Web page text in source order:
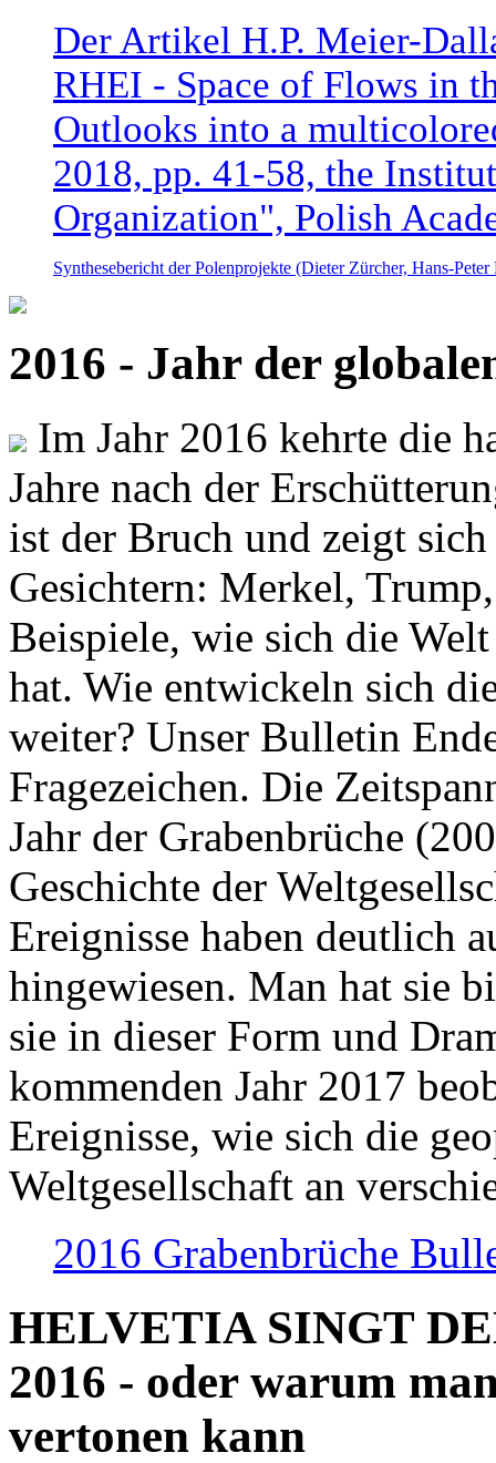
Der Artikel H.P. Meier-
RHEI - Space of Flows in
Outlooks into a
2018, pp. 41-58, the
Organization", Polish
Synthesebericht der Polenprojekte (Dieter Zürcher, Hans-
2016 - Jahr der
Im Jahr 2016 kehrte die
Jahre nach der
ist der Bruch und zeigt
Gesichtern: Merkel,
Beispiele, wie sich die
hat. Wie entwickeln sich
weiter? Unser Bulletin
Fragezeichen. Die
Jahr der Grabenbrüche
Geschichte der
Ereignisse haben deutlich
hingewiesen. Man hat sie
sie in dieser Form und
kommenden Jahr 2017
Ereignisse, wie sich die
Weltgesellschaft an
2016 Grabenbrüche
HELVETIA SINGT
2016 - oder warum
vertonen kann